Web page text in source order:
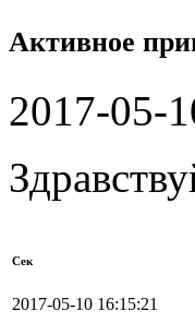
Активное
2017-05-
Сек
2017-05-10 16:15:21